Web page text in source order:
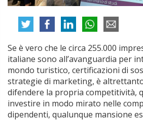
Se è vero che le circa 255.000
italiane sono all’avanguardia per
mondo turistico, certificazioni di
strategie di marketing, è
difendere la propria competitività,
investire in modo mirato nelle
dipendenti, qualunque mansione